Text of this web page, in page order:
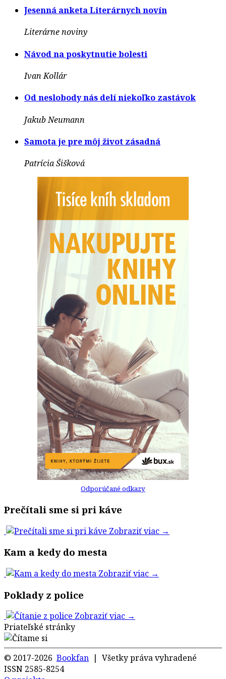
Jesenná anketa Literárnych novín
Literárne noviny
Návod na poskytnutie bolesti
Ivan Kollár
Od neslobody nás delí niekoľko zastávok
Jakub Neumann
Samota je pre môj život zásadná
Patrícia Šišková
Odporúčané odkazy
Prečítali sme si pri káve
Zobraziť viac →
Kam a kedy do mesta
Zobraziť viac →
Poklady z police
Zobraziť viac →
Priateľské stránky
© 2017-2026 Bookfan | Všetky práva vyhradené
ISSN 2585-8254